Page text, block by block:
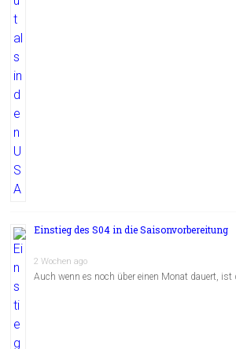
Einstieg des S04 in die Saisonvorbereitung
2 Wochen ago
Auch wenn es noch über einen Monat dauert, ist